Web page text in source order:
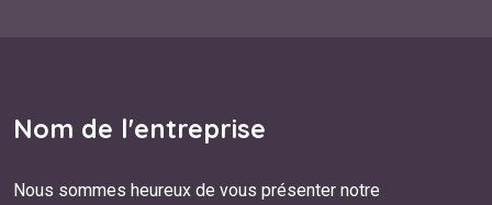
Nom de l'entreprise
Nous sommes heureux de vous présenter notre